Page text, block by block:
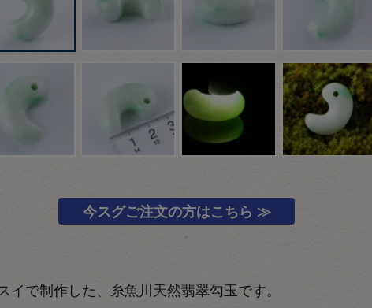
今スグご注文の方はこちら ≫
イで制作した、糸魚川天然翡翠勾玉です。